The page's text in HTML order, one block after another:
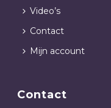
Video’s
Contact
Mijn account
Contact